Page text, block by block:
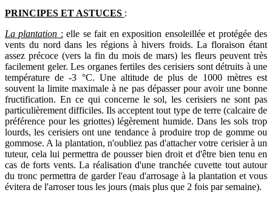
PRINCIPES ET ASTUCES :
La plantation : elle se fait en exposition ensoleillée et protégée des
vents du nord dans les régions à hivers froids. La floraison étant
assez précoce (vers la fin du mois de mars) les fleurs peuvent très
facilement geler. Les organes fertiles des cerisiers sont détruits à une
température de -3 °C. Une altitude de plus de 1000 mètres est
souvent la limite maximale à ne pas dépasser pour avoir une bonne
fructification. En ce qui concerne le sol, les cerisiers ne sont pas
particulièrement difficiles. Ils acceptent tout type de terre (calcaire de
préférence pour les griottes) légèrement humide. Dans les sols trop
lourds, les cerisiers ont une tendance à produire trop de gomme ou
gommose. A la plantation, n'oubliez pas d'attacher votre cerisier à un
tuteur, cela lui permettra de pousser bien droit et d'être bien tenu en
cas de forts vents. La réalisation d'une tranchée cuvette tout autour
du tronc permettra de garder l'eau d'arrosage à la plantation et vous
évitera de l'arroser tous les jours (mais plus que 2 fois par semaine).